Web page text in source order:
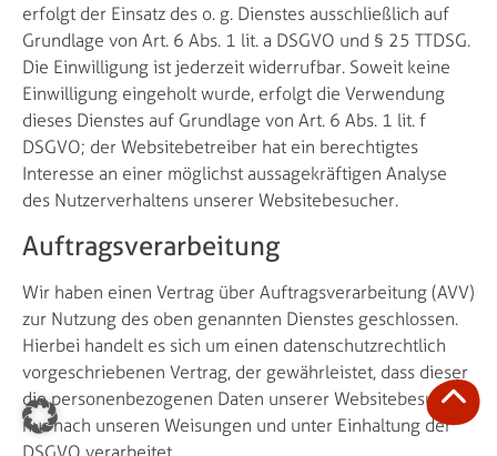
erfolgt der Einsatz des o. g. Dienstes ausschließlich auf
Grundlage von Art. 6 Abs. 1 lit. a DSGVO und § 25 TTDSG.
Die Einwilligung ist jederzeit widerrufbar. Soweit keine
Einwilligung eingeholt wurde, erfolgt die Verwendung
dieses Dienstes auf Grundlage von Art. 6 Abs. 1 lit. f
DSGVO; der Websitebetreiber hat ein berechtigtes
Interesse an einer möglichst aussagekräftigen Analyse
des Nutzerverhaltens unserer Websitebesucher.
Auftragsverarbeitung
Wir haben einen Vertrag über Auftragsverarbeitung (AVV)
zur Nutzung des oben genannten Dienstes geschlossen.
Hierbei handelt es sich um einen datenschutzrechtlich
vorgeschriebenen Vertrag, der gewährleistet, dass dieser
die personenbezogenen Daten unserer Websitebesucher
nur nach unseren Weisungen und unter Einhaltung der